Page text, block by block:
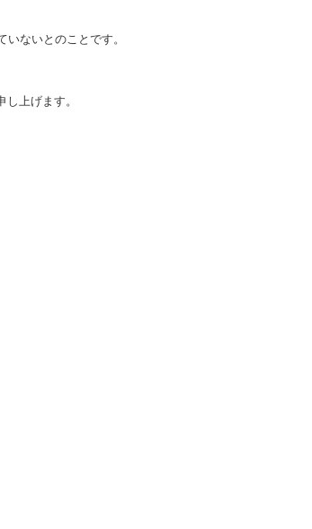
ないとのことです。
上げます。